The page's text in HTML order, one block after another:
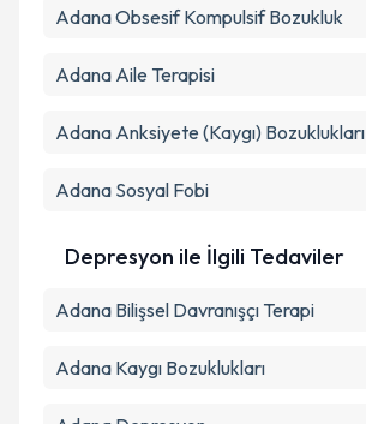
Adana Obsesif Kompulsif Bozukluk
Adana Aile Terapisi
Adana Anksiyete (Kaygı) Bozuklukları
Adana Sosyal Fobi
Depresyon ile İlgili Tedaviler
Adana Bilişsel Davranışçı Terapi
Adana Kaygı Bozuklukları